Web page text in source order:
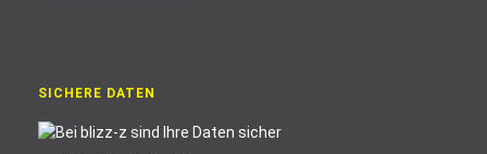
SICHERE DATEN